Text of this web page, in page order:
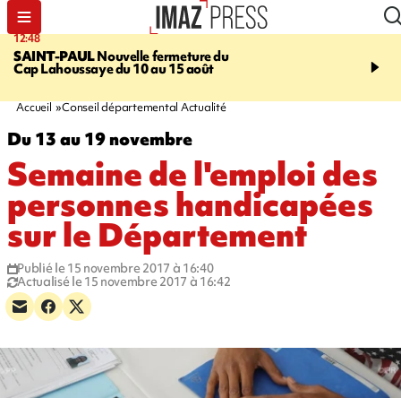
12:48
SAINT-PAULNouvelle fermeture du
Cap Lahoussaye du 10 au 15 août
14:23
massif de migrants, la
Accueil Conseil départemental Actualité
Du 13 au 19 novembre
Semaine de l'emploi des
personnes handicapées
sur le Département
Publié le 15 novembre 2017 à 16:40
Actualisé le 15 novembre 2017 à 16:42